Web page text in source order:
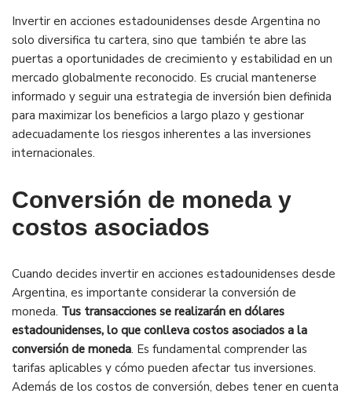
Invertir en acciones estadounidenses desde Argentina no
solo diversifica tu cartera, sino que también te abre las
puertas a oportunidades de crecimiento y estabilidad en un
mercado globalmente reconocido. Es crucial mantenerse
informado y seguir una estrategia de inversión bien definida
para maximizar los beneficios a largo plazo y gestionar
adecuadamente los riesgos inherentes a las inversiones
internacionales.
Conversión de moneda y
costos asociados
Cuando decides invertir en acciones estadounidenses desde
Argentina, es importante considerar la conversión de
moneda. Tus transacciones se realizarán en dólares
estadounidenses, lo que conlleva costos asociados a la
conversión de moneda. Es fundamental comprender las
tarifas aplicables y cómo pueden afectar tus inversiones.
Además de los costos de conversión, debes tener en cuenta